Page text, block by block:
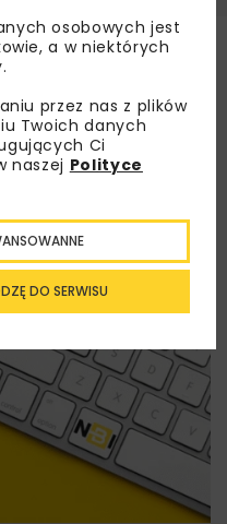
osobowych jest
a w niektórych
przez nas z plików
Twoich danych
Ci
naszej Polityce
DO SERWISU